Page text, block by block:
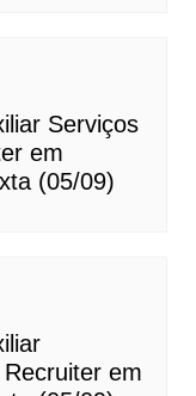
Serviços
em
(05/09)
em